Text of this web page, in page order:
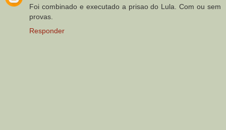
Foi combinado e executado a prisao do Lula. Com ou sem
provas.
Responder